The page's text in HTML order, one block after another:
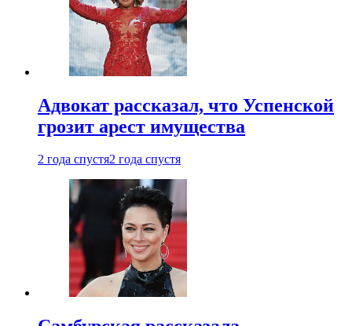
Адвокат рассказал, что Успенской
грозит арест имущества
2 года спустя2 года спустя